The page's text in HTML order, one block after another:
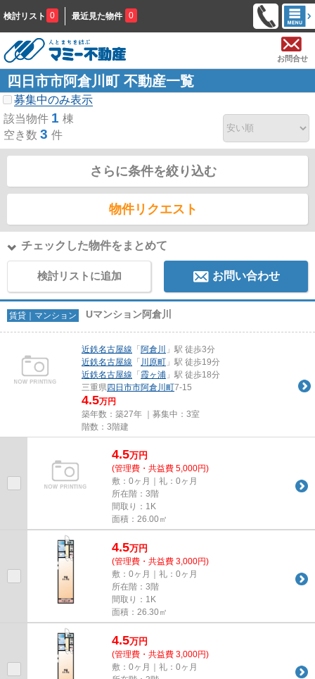
検討リスト 0 最近見た物件 0
お問合せ
四日市市阿倉川町 不動産一覧
募集中のみ表示
該当物件 1 棟
空き数 3 件
さらに条件を絞り込む
物件リクエスト
チェックした物件をまとめて
検討リストに追加 お問い合わせ
賃貸｜マンション Uマンション阿倉川
近鉄名古屋線 「 阿倉川
」駅 徒歩3分
近鉄名古屋線 「 川原町 」駅 徒歩19分
近鉄名古屋線 「 霞ヶ浦 」駅 徒歩18分
三重県四日市市阿倉川町7-15
4.5万円
築年数：築27年 ｜募集中： 3室
階数：3階建
4.5万円
(管理費・共益費 5,000円)
敷：0ヶ月｜礼：0ヶ月
所在階：3階
間取り：1K
面積：26.00㎡
4.5万円
(管理費・共益費 3,000円)
敷：0ヶ月｜礼：0ヶ月
所在階：3階
間取り：1K
面積：26.30㎡
4.5万円
(管理費・共益費 3,000円)
敷：0ヶ月｜礼：0ヶ月